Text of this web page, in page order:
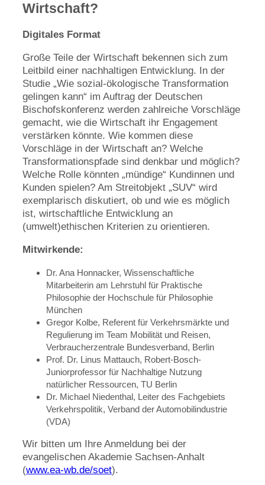
Wirtschaft?
Digitales Format
Große Teile der Wirtschaft bekennen sich zum
Leitbild einer nachhaltigen Entwicklung. In der
Studie „Wie sozial-ökologische Transformation
gelingen kann“ im Auftrag der Deutschen
Bischofskonferenz werden zahlreiche Vorschläge
gemacht, wie die Wirtschaft ihr Engagement
verstärken könnte. Wie kommen diese
Vorschläge in der Wirtschaft an? Welche
Transformationspfade sind denkbar und möglich?
Welche Rolle könnten „mündige“ Kundinnen und
Kunden spielen? Am Streitobjekt „SUV“ wird
exemplarisch diskutiert, ob und wie es möglich
ist, wirtschaftliche Entwicklung an
(umwelt)ethischen Kriterien zu orientieren.
Mitwirkende:
Dr. Ana Honnacker, Wissenschaftliche
Mitarbeiterin am Lehrstuhl für Praktische
Philosophie der Hochschule für Philosophie
München
Gregor Kolbe, Referent für Verkehrsmärkte und
Regulierung im Team Mobilität und Reisen,
Verbraucherzentrale Bundesverband, Berlin
Prof. Dr. Linus Mattauch, Robert-Bosch-
Juniorprofessor für Nachhaltige Nutzung
natürlicher Ressourcen, TU Berlin
Dr. Michael Niedenthal, Leiter des Fachgebiets
Verkehrspolitik, Verband der Automobilindustrie
(VDA)
Wir bitten um Ihre Anmeldung bei der
evangelischen Akademie Sachsen-Anhalt
(www.ea-wb.de/soet).